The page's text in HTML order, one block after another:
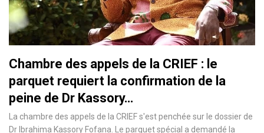
Chambre des appels de la CRIEF : le
parquet requiert la confirmation de la
peine de Dr Kassory…
La chambre des appels de la CRIEF s'est penchée sur le dossier de
Dr Ibrahima Kassory Fofana. Le parquet spécial a demandé la